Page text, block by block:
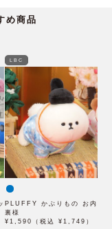
め商品
LBC
PLUFFY かぶりもの お内
裏様
¥1,590（税込 ¥1,749）